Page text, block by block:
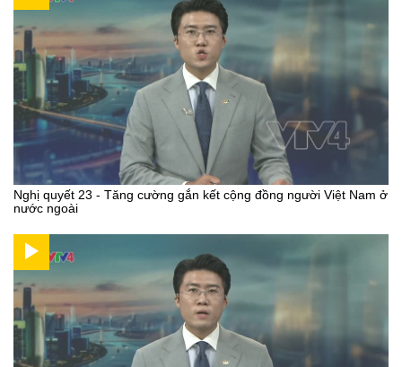
Nghị quyết 23 - Tăng cường gắn kết cộng đồng người Việt Nam ở
nước ngoài